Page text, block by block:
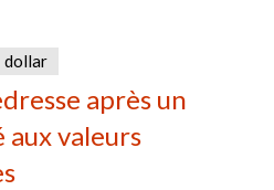
dollar
après un
aux valeurs